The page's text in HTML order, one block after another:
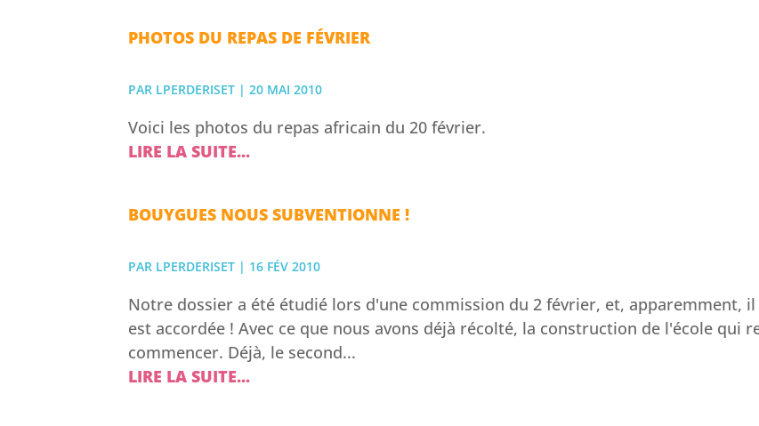
PHOTOS DU REPAS DE FÉVRIER
PAR LPERDERISET |20 MAI 2010
Voici les photos du repas africain du 20 février.
LIRE LA SUITE...
BOUYGUES NOUS SUBVENTIONNE !
PAR LPERDERISET | 16 FÉV 2010
Notre dossier a été étudié lors d'une commission du 2 février, et, apparemment,
est accordée ! Avec ce que nous avons déjà récolté, la construction de l'école qui
commencer. Déjà, le second...
LIRE LA SUITE...